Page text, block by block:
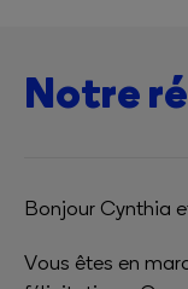
Notre
Bonjour Cynthia
Vous êtes en